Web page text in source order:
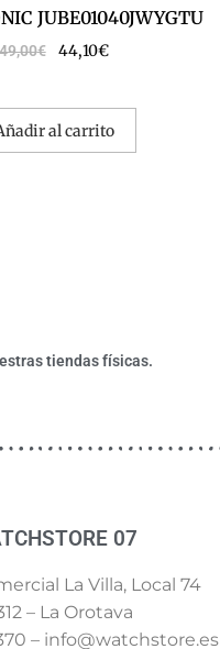
JUBE01040JWYGTU
€ 44,10€
al carrito
tiendas físicas.
07
La Villa, Local 74
– La Orotava
– info@watchstore.es